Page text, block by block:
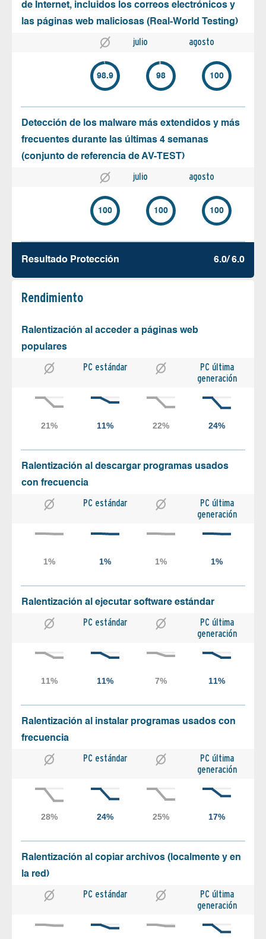
de Internet, incluidos los correos electrónicos y
las páginas web maliciosas (Real-World Testing)
julio agosto
98.9 98 100
Detección de los malware más extendidos y más
frecuentes durante las últimas 4 semanas
(conjunto de referencia de AV-TEST)
julio agosto
100 100 100
Resultado Protección 6.0/ 6.0
Rendimiento
Ralentización al acceder a páginas web
populares
PC estándar
PC última
generación
Ralentización al descargar programas usados
con frecuencia
PC estándar
PC última
generación
Ralentización al ejecutar software estándar
PC estándar
PC última
generación
Ralentización al instalar programas usados con
frecuencia
PC estándar
PC última
generación
Ralentización al copiar archivos (localmente y en
la red)
PC estándar
PC última
generación